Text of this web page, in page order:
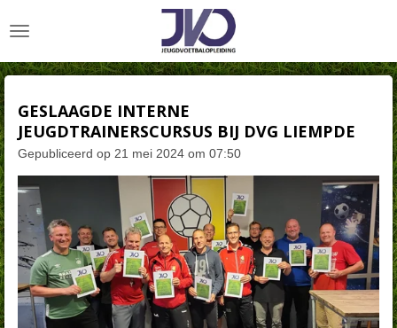
direct
de
GESLAAGDE INTERNE
JEUGDTRAINERSCURSUS BIJ DVG LIEMPDE
Gepubliceerd op 21 mei 2024 om 07:50